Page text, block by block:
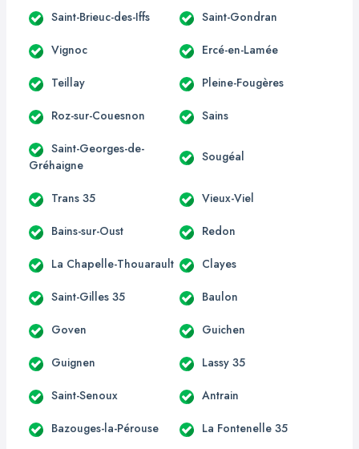
Saint-Brieuc-des-Iffs Saint-Gondran
Vignoc Ercé-en-Lamée
Teillay Pleine-Fougères
Roz-sur-Couesnon Sains
Saint-Georges-de-
Gréhaigne
Sougéal
Trans 35 Vieux-Viel
Bains-sur-Oust Redon
La Chapelle-Thouarault Clayes
Saint-Gilles 35 Baulon
Goven Guichen
Guignen Lassy 35
Saint-Senoux Antrain
Bazouges-la-Pérouse La Fontenelle 35